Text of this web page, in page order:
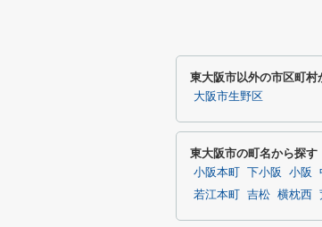
東大阪市以外の市区町村
大阪市生野区
東大阪市の町名から探す
小阪本町 下小阪 小阪
若江本町
吉松 横枕西